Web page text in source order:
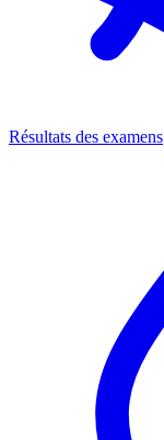
Résultats des examens